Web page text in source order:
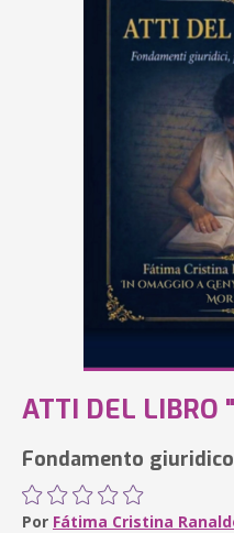
ATTI DEL LIBRO
Fondamento
Por Fátima Cristina